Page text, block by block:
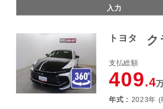
入力
トヨタ
支払総額
409.4
年式 : 2023年